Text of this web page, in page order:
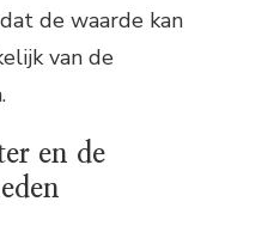
de waarde kan
van de
en de